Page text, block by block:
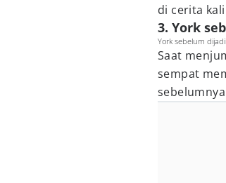
di cerita
3. York
York sebelum
Saat
sempat